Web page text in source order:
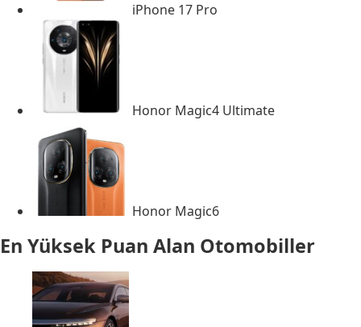
iPhone 17 Pro
Honor Magic4 Ultimate
Honor Magic6
En Yüksek Puan Alan Otomobiller